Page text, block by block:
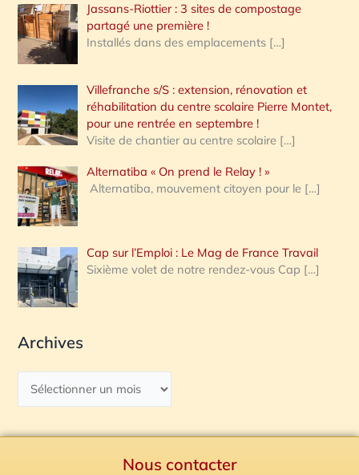
Jassans-Riottier : 3 sites de compostage
partagé une première !
Installés dans des emplacements […]
Villefranche s/S : extension, rénovation et
réhabilitation du centre scolaire Pierre Montet,
pour une rentrée en septembre !
Visite de chantier au centre scolaire […]
Alternatiba « On prend le Relay ! »
Alternatiba, mouvement citoyen pour le […]
Cap sur l’Emploi : Le Mag de France Travail
Sixième volet de notre rendez-vous Cap […]
Archives
Nous contacter